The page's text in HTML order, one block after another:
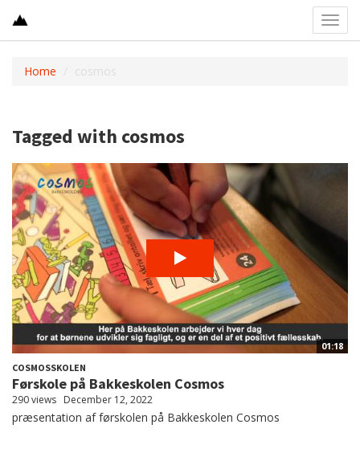
Home cosmos
Tagged with cosmos
01:18
COSMOSSKOLEN
Førskole på Bakkeskolen Cosmos
290 views December 12, 2022
præsentation af førskolen på Bakkeskolen Cosmos